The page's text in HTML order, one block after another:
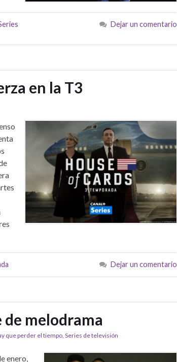
Dejar un comentario
en la T3
Dejar un comentario
de melodrama
que perder el tiempo Series de televisión
enero,